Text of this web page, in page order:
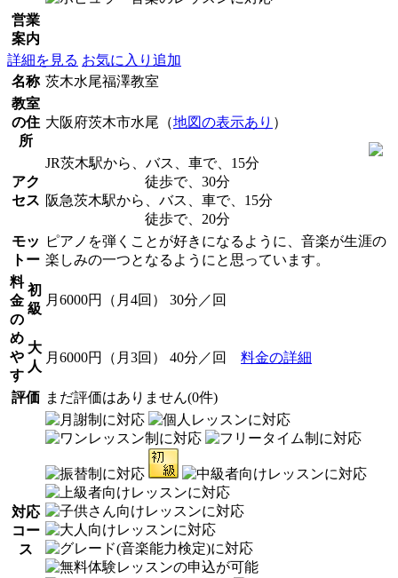
営業
案内
詳細を見る お気に入り追加
名称 茨木水尾福澤教室
教室
の住
所
大阪府茨木市水尾（地図の表示あり ）
アク
セス
JR茨木駅から、バス、車で、15分
徒歩で、30分
阪急茨木駅から、バス、車で、15分
徒歩で、20分
モッ
トー
ピアノを弾くことが好きになるように、音楽が生涯の
楽しみの一つとなるようにと思っています。
料
金
の
め
や
す
初
級
月6000円（月4回） 30分／回
大
人
月6000円（月3回） 40分／回 料金の詳細
評価 まだ評価はありません(0件)
対応
コー
ス